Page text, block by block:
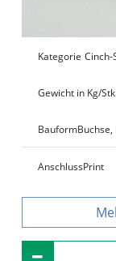
Kategorie
Gewicht in Kg/
BauformBuchse,
AnschlussPrint